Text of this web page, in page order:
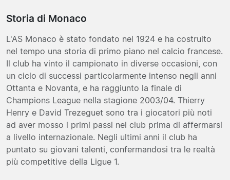
Storia di Monaco
L'AS Monaco è stato fondato nel 1924 e ha costruito
nel tempo una storia di primo piano nel calcio francese.
Il club ha vinto il campionato in diverse occasioni, con
un ciclo di successi particolarmente intenso negli anni
Ottanta e Novanta, e ha raggiunto la finale di
Champions League nella stagione 2003/04. Thierry
Henry e David Trezeguet sono tra i giocatori più noti
ad aver mosso i primi passi nel club prima di affermarsi
a livello internazionale. Negli ultimi anni il club ha
puntato su giovani talenti, confermandosi tra le realtà
più competitive della Ligue 1.